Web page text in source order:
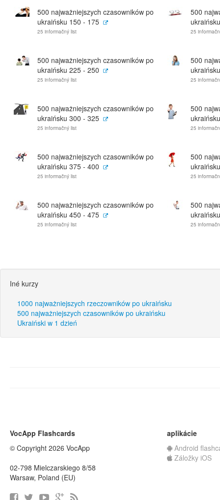
500 najważniejszych czasowników po
ukraińsku 150 - 175
25 informačný list
500
25
500 najważniejszych czasowników po
ukraińsku 225 - 250
25 informačný list
500
25
500 najważniejszych czasowników po
ukraińsku 300 - 325
25 informačný list
500
25
500 najważniejszych czasowników po
ukraińsku 375 - 400
25 informačný list
500
25
500 najważniejszych czasowników po
ukraińsku 450 - 475
25 informačný list
500
25
Iné kurzy
1000 najważniejszych rzeczowników po ukraińsku
500 najważniejszych czasowników po ukraińsku
Ukraiński w 1 dzień
VocApp Flashcards
© Copyright 2026 VocApp
02-798 Mielczarskiego 8/58
Warsaw, Poland (EU)
aplikácie
Android
Záložky iOS